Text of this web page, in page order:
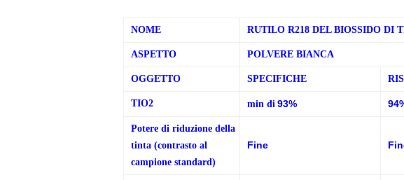
NOME RUTILO R218 DEL BIOSSIDO DI
ASPETTO POLVERE BIANCA
OGGETTO SPECIFICHE
TIO2 min di 93%
Potere di riduzione della
tinta (contrasto al
campione standard)
Fine